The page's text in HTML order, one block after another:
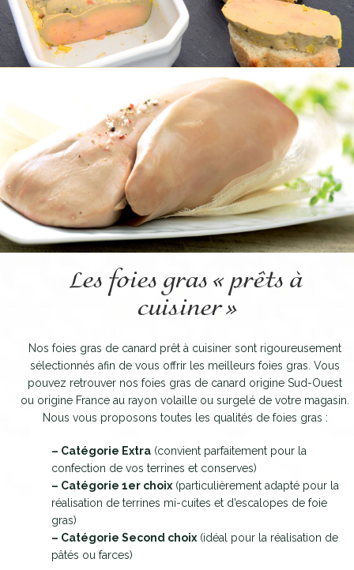
Les foies gras « prêts à
cuisiner »
Nos foies gras de canard prêt à cuisiner sont rigoureusement
sélectionnés afin de vous offrir les meilleurs foies gras. Vous
pouvez retrouver nos foies gras de canard origine Sud-Ouest
ou origine France au rayon volaille ou surgelé de votre magasin.
Nous vous proposons toutes les qualités de foies gras :
– Catégorie Extra (convient parfaitement pour la
confection de vos terrines et conserves)
– Catégorie 1er choix (particulièrement adapté pour la
réalisation de terrines mi-cuites et d’escalopes de foie
gras)
– Catégorie Second choix (idéal pour la réalisation de
pâtés ou farces)